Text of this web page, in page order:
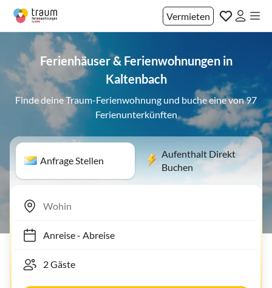
Vermieten
Ferienhäuser & Ferienwohnungen in
Kaltenbach
Finde deine Traum-Ferienwohnung und buche eine von 97
Ferienunterkünften
Anfrage Stellen
Aufenthalt Direkt
Buchen
Anreise- Abreise